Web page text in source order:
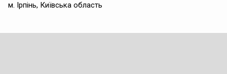
м. Ірпінь, Київська область